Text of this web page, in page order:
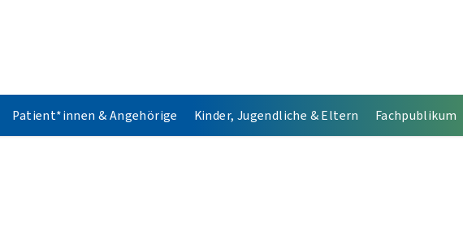
Patient*innen & Angehörige Kinder, Jugendliche & Eltern Fachpublikum